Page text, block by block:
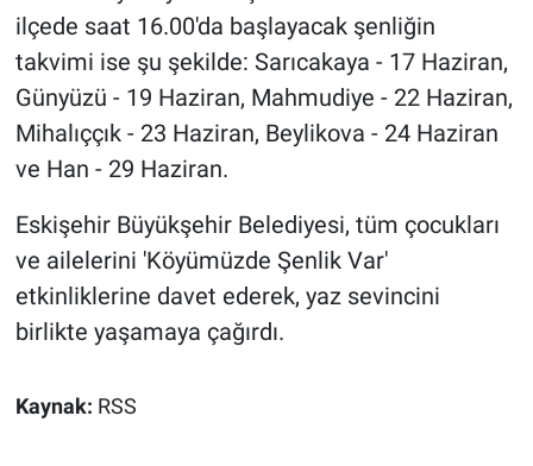
ilçede saat 16.00'da başlayacak şenliğin
takvimi ise şu şekilde: Sarıcakaya - 17 Haziran,
Günyüzü - 19 Haziran, Mahmudiye - 22 Haziran,
Mihalıççık - 23 Haziran, Beylikova - 24 Haziran
ve Han - 29 Haziran.
Eskişehir Büyükşehir Belediyesi, tüm çocukları
ve ailelerini 'Köyümüzde Şenlik Var'
etkinliklerine davet ederek, yaz sevincini
birlikte yaşamaya çağırdı.
Kaynak: RSS